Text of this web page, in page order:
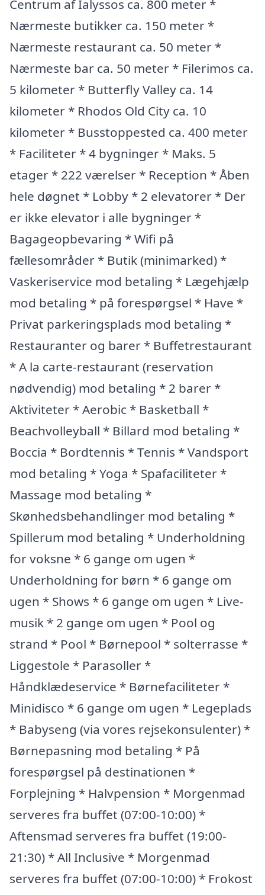
Centrum af Ialyssos ca. 800 meter *
Nærmeste butikker ca. 150 meter *
Nærmeste restaurant ca. 50 meter *
Nærmeste bar ca. 50 meter * Filerimos ca.
5 kilometer * Butterfly Valley ca. 14
kilometer * Rhodos Old City ca. 10
kilometer * Busstoppested ca. 400 meter
* Faciliteter * 4 bygninger * Maks. 5
etager * 222 værelser * Reception * Åben
hele døgnet * Lobby * 2 elevatorer * Der
er ikke elevator i alle bygninger *
Bagageopbevaring * Wifi på
fællesområder * Butik (minimarked) *
Vaskeriservice mod betaling * Lægehjælp
mod betaling * på forespørgsel * Have *
Privat parkeringsplads mod betaling *
Restauranter og barer * Buffetrestaurant
* A la carte-restaurant (reservation
nødvendig) mod betaling * 2 barer *
Aktiviteter * Aerobic * Basketball *
Beachvolleyball * Billard mod betaling *
Boccia * Bordtennis * Tennis * Vandsport
mod betaling * Yoga * Spafaciliteter *
Massage mod betaling *
Skønhedsbehandlinger mod betaling *
Spillerum mod betaling * Underholdning
for voksne * 6 gange om ugen *
Underholdning for børn * 6 gange om
ugen * Shows * 6 gange om ugen * Live-
musik * 2 gange om ugen * Pool og
strand * Pool * Børnepool * solterrasse *
Liggestole * Parasoller *
Håndklædeservice * Børnefaciliteter *
Minidisco * 6 gange om ugen * Legeplads
* Babyseng (via vores rejsekonsulenter) *
Børnepasning mod betaling * På
forespørgsel på destinationen *
Forplejning * Halvpension * Morgenmad
serveres fra buffet (07:00-10:00) *
Aftensmad serveres fra buffet (19:00-
21:30) * All Inclusive * Morgenmad
serveres fra buffet (07:00-10:00) * Frokost